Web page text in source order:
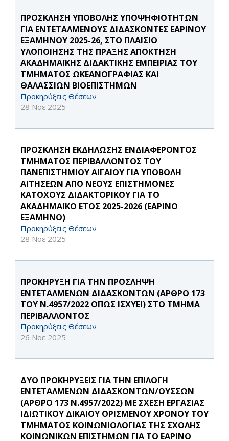
ΠΡΟΣΚΛΗΣΗ ΥΠΟΒΟΛΗΣ ΥΠΟΨΗΦΙΟΤΗΤΩΝ
ΓΙΑ ΕΝΤΕΤΑΛΜΕΝΟΥΣ ΔΙΔΑΣΚΟΝΤΕΣ ΕΑΡΙΝΟΥ
ΕΞΑΜΗΝΟΥ 2025-26, ΣΤΟ ΠΛΑΙΣΙΟ
ΥΛΟΠΟΙΗΣΗΣ ΤΗΣ ΠΡΑΞΗΣ ΑΠΟΚΤΗΣΗ
ΑΚΑΔΗΜΑΪΚΗΣ ΔΙΔΑΚΤΙΚΗΣ ΕΜΠΕΙΡΙΑΣ ΤΟΥ
ΤΜΗΜΑΤΟΣ ΩΚΕΑΝΟΓΡΑΦΙΑΣ ΚΑΙ
ΘΑΛΑΣΣΙΩΝ ΒΙΟΕΠΙΣΤΗΜΩΝ
Προκηρύξεις Θέσεων
28 Νοε 2025
ΠΡΟΣΚΛΗΣΗ ΕΚΔΗΛΩΣΗΣ ΕΝΔΙΑΦΕΡΟΝΤΟΣ
ΤΜΗΜΑΤΟΣ ΠΕΡΙΒΑΛΛΟΝΤΟΣ ΤΟΥ
ΠΑΝΕΠΙΣΤΗΜΙΟΥ ΑΙΓΑΙΟΥ ΓΙΑ ΥΠΟΒΟΛΗ
ΑΙΤΗΣΕΩΝ ΑΠΟ ΝΕΟΥΣ ΕΠΙΣΤΗΜΟΝΕΣ
ΚΑΤΟΧΟΥΣ ΔΙΔΑΚΤΟΡΙΚΟΥ ΓΙΑ ΤΟ
ΑΚΑΔΗΜΑΪΚΟ ΕΤΟΣ 2025-2026 (ΕΑΡΙΝΟ
ΕΞΑΜΗΝΟ)
Προκηρύξεις Θέσεων
28 Νοε 2025
ΠΡΟΚΗΡΥΞΗ ΓΙΑ ΤΗΝ ΠΡΟΣΛΗΨΗ
ΕΝΤΕΤΑΛΜΕΝΩΝ ΔΙΔΑΣΚΟΝΤΩΝ (ΑΡΘΡΟ 173
ΤΟΥ Ν.4957/2022 ΟΠΩΣ ΙΣΧΥΕΙ) ΣΤΟ ΤΜΗΜΑ
ΠΕΡΙΒΑΛΛΟΝΤΟΣ
Προκηρύξεις Θέσεων
26 Νοε 2025
ΔΥΟ ΠΡΟΚΗΡΥΞΕΙΣ ΓΙΑ ΤΗΝ ΕΠΙΛΟΓΗ
ΕΝΤΕΤΑΛΜΕΝΩΝ ΔΙΔΑΣΚΟΝΤΩΝ/ΟΥΣΣΩΝ
(ΑΡΘΡΟ 173 Ν.4957/2022) ΜΕ ΣΧΕΣΗ ΕΡΓΑΣΙΑΣ
ΙΔΙΩΤΙΚΟΥ ΔΙΚΑΙΟΥ ΟΡΙΣΜΕΝΟΥ ΧΡΟΝΟΥ ΤΟΥ
ΤΜΗΜΑΤΟΣ ΚΟΙΝΩΝΙΟΛΟΓΙΑΣ ΤΗΣ ΣΧΟΛΗΣ
ΚΟΙΝΩΝΙΚΩΝ ΕΠΙΣΤΗΜΩΝ ΓΙΑ ΤΟ ΕΑΡΙΝΟ